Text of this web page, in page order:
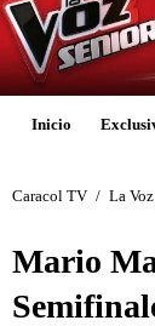
Inicio
Caracol TV / La
Mario